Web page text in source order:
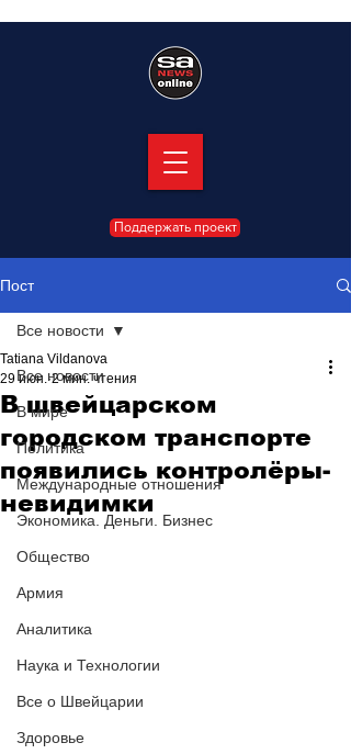
Поддержать проект
Пост
Все новости
В мире
Политика
Международные отношения
Экономика. Деньги. Бизнес
Общество
Армия
Аналитика
Наука и Технологии
Все о Швейцарии
Здоровье
Все новости
В швейцарском
городском транспорте
появились контролёры-
невидимки
Tatiana Vildanova
29 июн. 2 мин. чтения